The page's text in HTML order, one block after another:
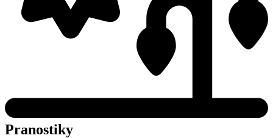
Pranostiky